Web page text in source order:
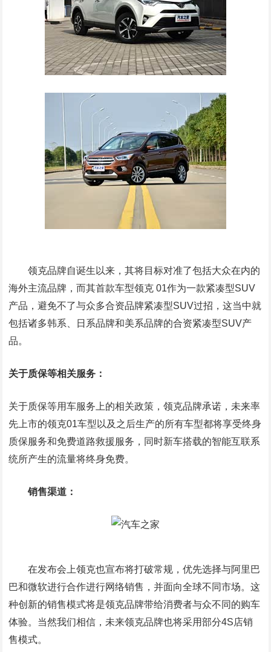
领克品牌自诞生以来，其将目标对准了包括大众在内的
海外主流品牌，而其首款车型领克 01作为一款紧凑型SUV
产品，避免不了与众多合资品牌紧凑型SUV过招，这当中就
包括诸多韩系、日系品牌和美系品牌的合资紧凑型SUV产
品。
关于质保等相关服务：
关于质保等用车服务上的相关政策，领克品牌承诺，未来率
先上市的领克01车型以及之后生产的所有车型都将享受终身
质保服务和免费道路救援服务，同时新车搭载的智能互联系
统所产生的流量将终身免费。
销售渠道：
在发布会上领克也宣布将打破常规，优先选择与阿里巴
巴和微软进行合作进行网络销售，并面向全球不同市场。这
种创新的销售模式将是领克品牌带给消费者与众不同的购车
体验。当然我们相信，未来领克品牌也将采用部分4S店销
售模式。